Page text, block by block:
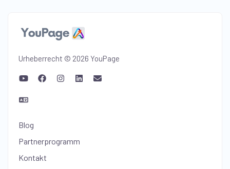
Urheberrecht © 2026 YouPage
Blog
Partnerprogramm
Kontakt